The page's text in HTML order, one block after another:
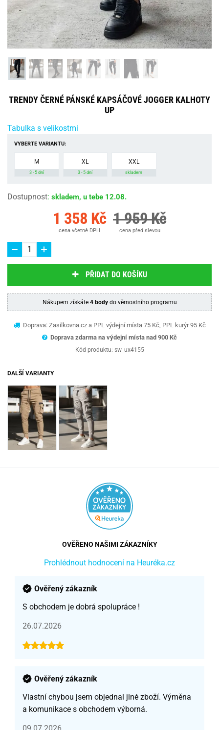
TRENDY ČERNÉ PÁNSKÉ KAPSÁČOVÉ JOGGER KALHOTY
UP
Tabulka s velikostmi
VYBERTE VARIANTU:
M
3 - 5 dní
XL
3 - 5 dní
XXL
skladem
Dostupnost: skladem, u tebe 12.08.
1 358 Kč
cena včetně DPH
1 959 Kč
cena před slevou
PŘIDAT DO KOŠÍKU
Nákupem získáte 4 bodydo věrnostního programu
Doprava: Zasilkovna.cz a PPL výdejní místa 75 Kč, PPL kurýr 95 Kč
Doprava zdarma na výdejní místa nad 900 Kč
Kód produktu: sw_ux4155
DALŠÍ VARIANTY
OVĚŘENO NAŠIMI ZÁKAZNÍKY
Prohlédnout hodnocení na Heuréka.cz
Ověřený zákazník
S obchodem je dobrá spolupráce !
26.07.2026
Ověřený zákazník
Vlastní chybou jsem objednal jiné zboží. Výměna
a komunikace s obchodem výborná.